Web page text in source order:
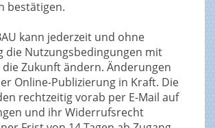
bestätigen.
kann jederzeit und ohne
die Nutzungsbedingungen mit
Zukunft ändern. Änderungen
Online-Publizierung in Kraft. Die
rechtzeitig vorab per E-Mail auf
und ihr Widerrufsrecht